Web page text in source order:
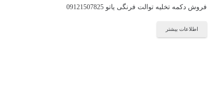
فروش دکمه تخلیه توالت فرنگی یاتو 09121507825
اطلاعات بیشتر